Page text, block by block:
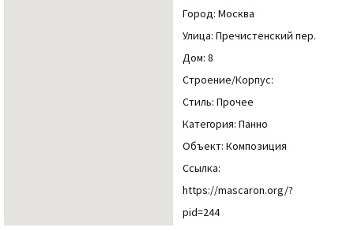
Город: Москва
Улица: Пречистенский пер.
Дом: 8
Строение/Корпус:
Стиль: Прочее
Категория: Панно
Объект: Композиция
Ссылка:
https://mascaron.org/?
pid=244